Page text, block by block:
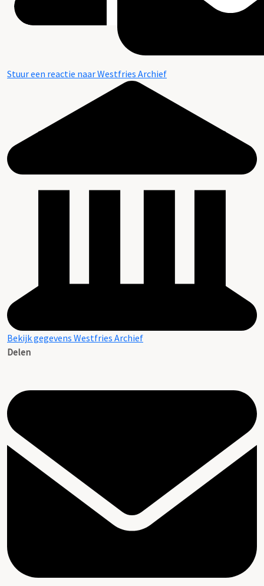
Stuur een reactie naar Westfries Archief
Bekijk gegevens Westfries Archief
Delen